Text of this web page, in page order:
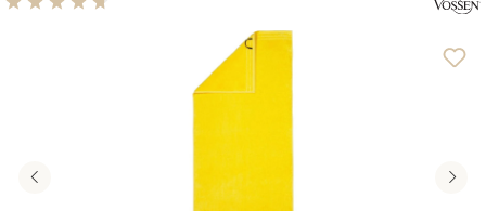
Durchschnittliche Bewertung von 4.69 von 5 Sternen